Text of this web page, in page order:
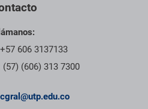
606 3137133
(606) 313 7300